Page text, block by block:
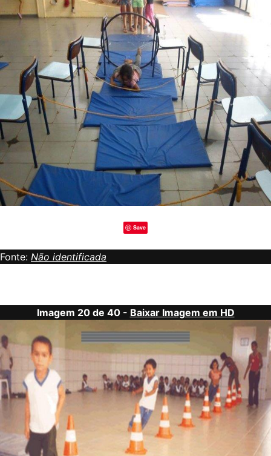
Save
Fonte: Não identificada
Imagem 20 de 40 - Baixar Imagem em HD